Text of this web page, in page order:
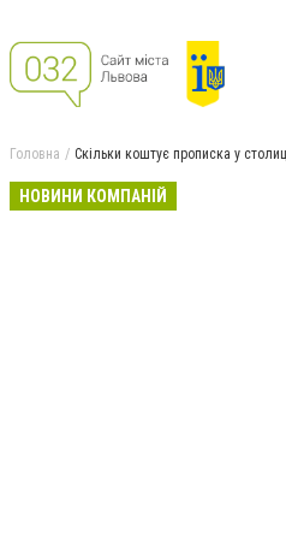
Головна Скільки коштує прописка у
НОВИНИ КОМПАНІЙ